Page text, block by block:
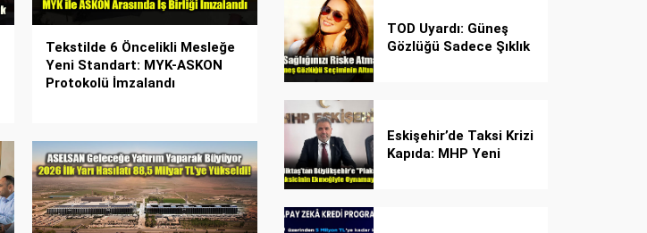
Tekstilde 6 Öncelikli Mesleğe
Yeni Standart: MYK-ASKON
Protokolü İmzalandı
TOD Uyardı: Güneş
Gözlüğü Sadece Şıklık
Eskişehir’de Taksi Krizi
Kapıda: MHP Yeni